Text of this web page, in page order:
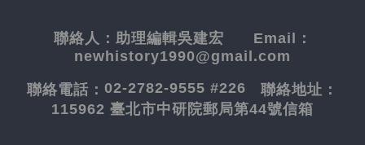
聯絡人： 助理編輯吳建宏 Email：
newhistory1990@gmail.com
聯絡電話： 02-2782-9555 #226 聯絡地址：
115962 臺北市中研院郵局第44號信箱